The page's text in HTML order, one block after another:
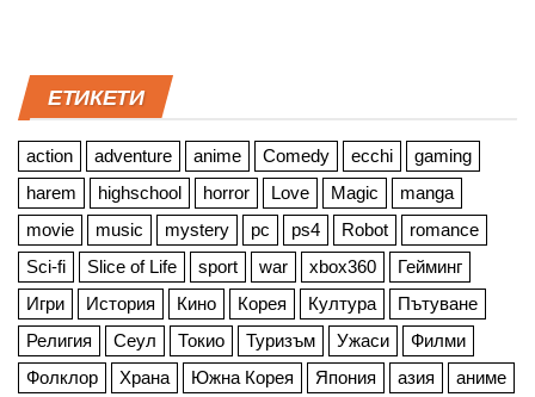
ЕТИКЕТИ
action adventure anime Comedy ecchi
gaming
harem
highschool horror Love Magic
manga
movie
music mystery pc ps4 Robot
romance
Sci-fi
Slice of Life sport war xbox360
Гейминг
Игри
История Кино Корея Култура
Пътуване
Религия
Сеул Токио Туризъм Ужаси
Филми
Фолклор
Храна Южна Корея Япония азия аниме